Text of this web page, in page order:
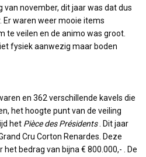
van november, dit jaar was dat dus
Er waren weer mooie items
te veilen en de animo was groot.
fysiek aanwezig maar boden
en 362 verschillende kavels die
het hoogte punt van de veiling
het Pièce des Présidents
. Dit jaar
Cru Corton Renardes. Deze
het bedrag van bijna € 800.000,- . De